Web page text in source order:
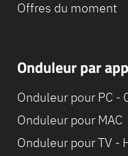
Offres du moment
Onduleur par
Onduleur pour PC -
Onduleur pour MAC
Onduleur pour TV -